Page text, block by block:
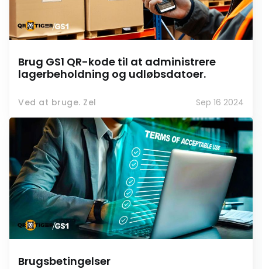
Brug GS1 QR-kode til at administrere
lagerbeholdning og udløbsdatoer.
Ved at bruge. Zel Sep 16 2024
Brugsbetingelser